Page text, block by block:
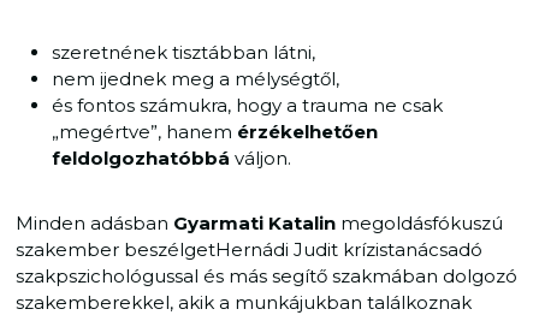
szeretnének tisztábban látni,
nem ijednek meg a mélységtől,
és fontos számukra, hogy a trauma ne csak
„megértve”, hanem érzékelhetően
feldolgozhatóbbá váljon.
Minden adásban Gyarmati Katalinmegoldásfókuszú
szakember beszélgetHernádi Judit krízistanácsadó
szakpszichológussal és más segítő szakmában dolgozó
szakemberekkel, akik a munkájukban találkoznak